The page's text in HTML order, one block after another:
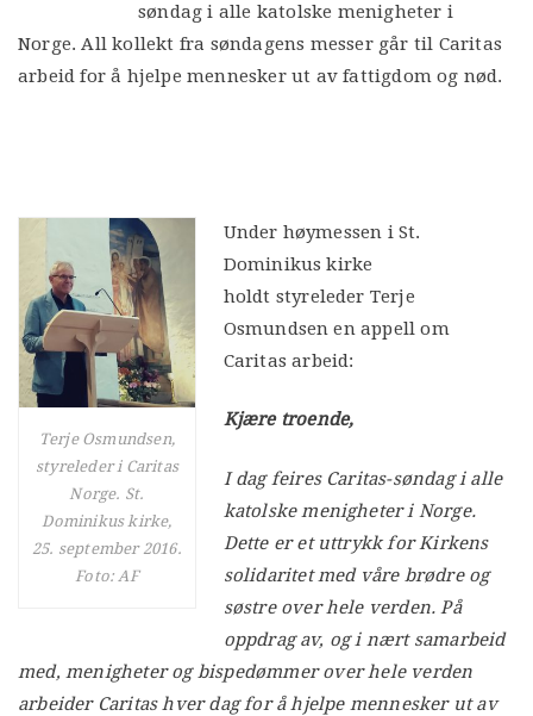
søndag i alle katolske menigheter i
Norge. All kollekt fra søndagens messer går til Caritas
arbeid for å hjelpe mennesker ut av fattigdom og nød.
Terje Osmundsen,
styreleder i Caritas
Norge. St.
Dominikus kirke,
25. september 2016.
Foto: AF
Under høymessen i St.
Dominikus kirke
holdt styreleder Terje
Osmundsen en appell om
Caritas arbeid:
Kjære troende,
I dag feires Caritas-søndag i alle
katolske menigheter i Norge.
Dette er et uttrykk for Kirkens
solidaritet med våre brødre og
søstre over hele verden. På
oppdrag av, og i nært samarbeid
med, menigheter og bispedømmer over hele verden
arbeider Caritas hver dag for å hjelpe mennesker ut av